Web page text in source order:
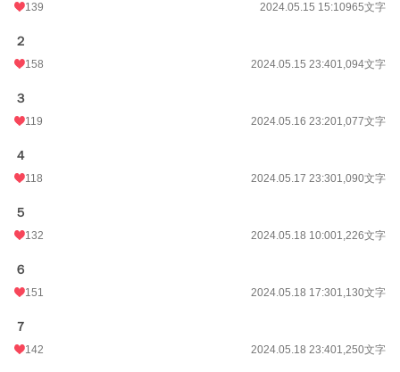
139 2024.05.15 15:10965文字
２
158 2024.05.15 23:401,094文字
３
119 2024.05.16 23:201,077文字
４
118 2024.05.17 23:301,090文字
５
132 2024.05.18 10:001,226文字
６
151 2024.05.18 17:301,130文字
７
142 2024.05.18 23:401,250文字